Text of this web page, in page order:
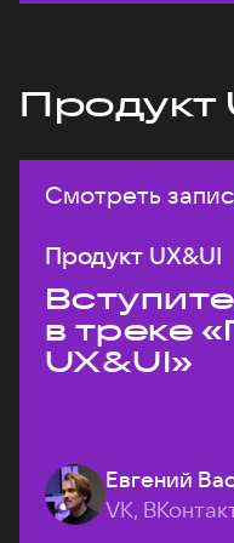
Продукт
Смотреть
Продукт UX&UI
в треке
UX&UI»
Евгений
VK,